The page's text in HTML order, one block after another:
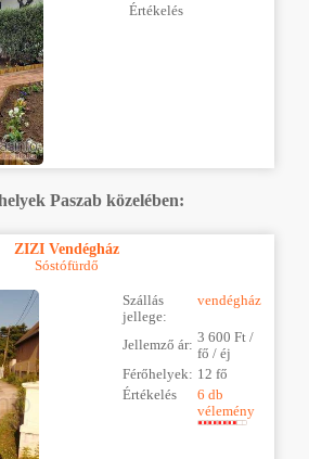
Értékelés
Paszab közelében:
ZIZI Vendégház
Sóstófürdő
Szállás
jellege:
vendégház
Jellemző ár: 3 600 Ft /
fő / éj
Férőhelyek: 12 fő
Értékelés
6 db
vélemény